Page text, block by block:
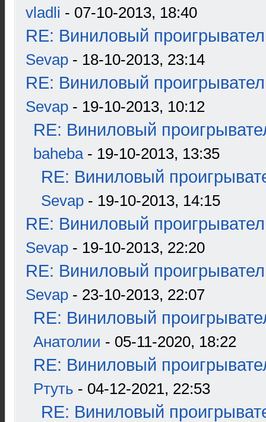
vladli - 07-10-2013, 18:40
RE: Виниловый
Sevap - 18-10-2013, 23:14
RE: Виниловый
Sevap - 19-10-2013, 10:12
RE: Виниловый
baheba- 19-10-2013, 13:35
RE: Виниловый
Sevap - 19-10-2013, 14:15
RE: Виниловый
Sevap - 19-10-2013, 22:20
RE: Виниловый
Sevap - 23-10-2013, 22:07
RE: Виниловый
Анатолии - 05-11-2020, 18:22
RE: Виниловый
Ртуть - 04-12-2021, 22:53
RE: Виниловый